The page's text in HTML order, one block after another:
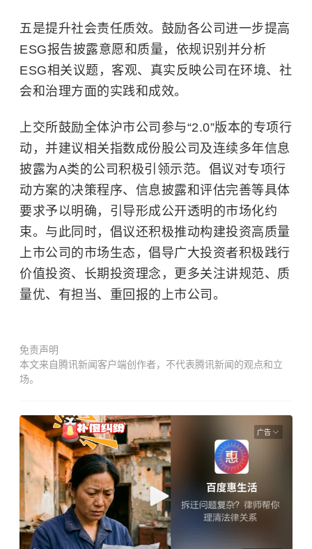
五是提升社会责任质效。鼓励各公司进一步提高
ESG报告披露意愿和质量，依规识别并分析
ESG相关议题，客观、真实反映公司在环境、社
会和治理方面的实践和成效。
上交所鼓励全体沪市公司参与“2.0”版本的专项行
动，并建议相关指数成份股公司及连续多年信息
披露为A类的公司积极引领示范。倡议对专项行
动方案的决策程序、信息披露和评估完善等具体
要求予以明确，引导形成公开透明的市场化约
束。与此同时，倡议还积极推动构建投资高质量
上市公司的市场生态，倡导广大投资者积极践行
价值投资、长期投资理念，更多关注讲规范、质
量优、有担当、重回报的上市公司。
免责声明
本文来自腾讯新闻客户端创作者，不代表腾讯新闻的观点和立
场。
广告